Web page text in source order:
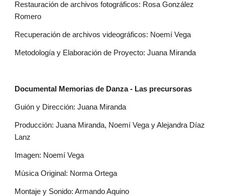
Restauración de archivos fotográficos: Rosa González
Romero
Recuperación de archivos videográficos: Noemí Vega
Metodología y Elaboración de Proyecto: Juana Miranda
Documental Memorias de Danza - Las precursoras
Guión y Dirección: Juana Miranda
Producción: Juana Miranda, Noemí Vega y Alejandra Díaz
Lanz
Imagen: Noemí Vega
Música Original: Norma Ortega
Montaje y Sonido: Armando Aquino